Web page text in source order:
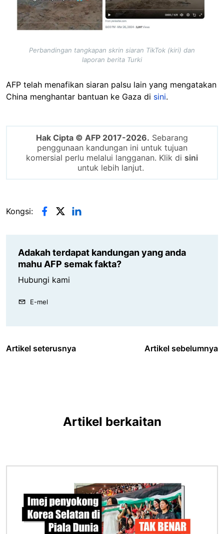
Perbandingan tangkapan skrin siaran TikTok (kiri) dan
laporan berita Turki
AFP telah menafikan siaran palsu lain yang mengatakan
China menghantar bantuan ke Gaza di sini.
Hak Cipta © AFP 2017-2026. Sebarang
penggunaan kandungan ini untuk tujuan
komersial perlu melalui langganan. Klik di sini
untuk lebih lanjut.
Kongsi:
Adakah terdapat kandungan yang anda
mahu AFP semak fakta?
Hubungi kami
E-mel
Artikel seterusnya Artikel sebelumnya
Artikel berkaitan